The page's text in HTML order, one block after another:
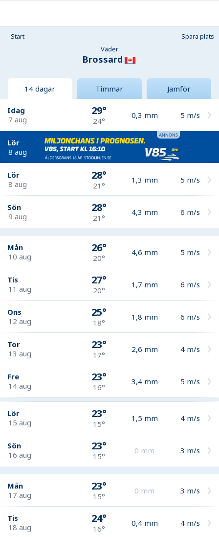
Start
Spara plats
Väder
Brossard
14 dagar Timmar Jämför
Idag
7 aug
29°
24°
0,3 mm 5 m/s
Lör
8 aug
Lör
8 aug
28°
21°
1,3 mm 5 m/s
Sön
9 aug
28°
21°
4,3 mm 6 m/s
Mån
10 aug
26°
20°
4,6 mm 5 m/s
Tis
11 aug
27°
20°
1,7 mm 6 m/s
Ons
12 aug
25°
18°
1,8 mm 6 m/s
Tor
13 aug
23°
17°
2,6 mm 4 m/s
Fre
14 aug
23°
16°
3,4 mm 5 m/s
Lör
15 aug
23°
15°
1,5 mm 4 m/s
Sön
16 aug
23°
15°
0 mm 3 m/s
Mån
17 aug
23°
15°
0 mm 3 m/s
Tis
18 aug
24°
16°
0,4 mm 4 m/s